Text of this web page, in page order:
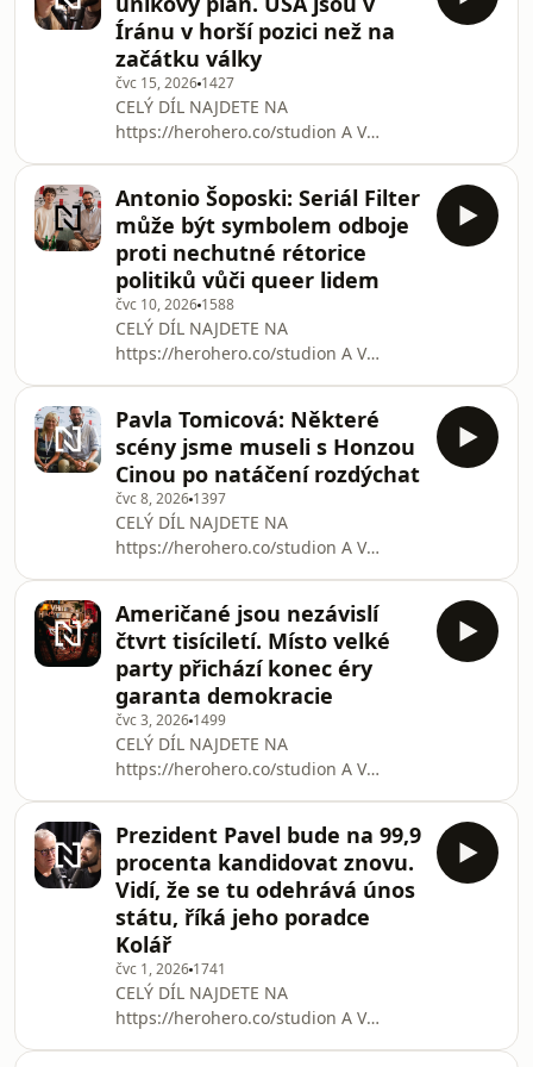
žije osaměle. Statisíce starších lidí se
potýkají s chudobou. Přesto se o stáří
ve veřejné debatě mluví spíš jako
o problému než jako o životní etapě,
která čeká nás všechny. Proč jsme
stáří odsunuli na okraj zájmu? Filip
Titlbach ve Studiu N mluví
Íránu v horší pozici než na
začátku války
čvc 15, 2026 1427
CELÝ DÍL NAJDETE NA
https://herohero.co/studion A V
DENÍKU N https://denikn.cz/podcast-
studio-n/ Příměří je u konce. Dočasná
dohoda mezi Spojenými státy
a Íránem se po poslední vlně
amerického bombardování dostala do
bodu zlomu. Odvetné údery Teheránu
schytávají především země v Perském
zálivu, trh s ropou čelí prudkému
nárůstu cen a pozornost světa se opět
upíná k jed
Antonio Šoposki: Seriál Filter
může být symbolem odboje
proti nechutné rétorice
politiků vůči queer lidem
čvc 10, 2026 1588
CELÝ DÍL NAJDETE NA
https://herohero.co/studion A V
studio-n/ Queer příběhy dnes podle
některých politiků do veřejného
prostoru nepatří. Herec Antonio
Šoposki si myslí pravý opak. Ve
festivalovém Studiu N z Karlových
Varů vysvětluje, proč je rád, že seriál
Filter vznikl právě teď. „Jsem hrdý na
to, co jsme natočili. Když dnes
slyšíme,
Pavla Tomicová: Některé
scény jsme museli s Honzou
Cinou po natáčení rozdýchat
čvc 8, 2026 1397
CELÝ DÍL NAJDETE NA
https://herohero.co/studion A V
studio-n/ Herečka Pavla Tomicová
patří k těm, kteří své postavy nehrají,
ale prožívají. Ve Studiu N popisuje,
proč neumí emoce předstírat, jak ji
některé role fyzicky vyčerpávají a proč
doufá, že nový film Chica Checa
přiměje diváky přemýšlet o toleranci.
Podívejte se na rozhovor z M
Američané jsou nezávislí
čtvrt tisíciletí. Místo velké
party přichází konec éry
garanta demokracie
čvc 3, 2026 1499
CELÝ DÍL NAJDETE NA
https://herohero.co/studion A V
studio-n/ Dvě stě padesát let po
vyhlášení nezávislosti se Amerika
ocitla v období hluboké politické
a společenské nejistoty. Mezinárodní
indexy ji postupně zařazují mimo
skupinu liberálních demokracií.
Spojené státy, které dlouhodobě
fungovaly jako symbol západní
demokracie, dnes če
Prezident Pavel bude na 99,9
procenta kandidovat znovu.
Vidí, že se tu odehrává únos
státu, říká jeho poradce
Kolář
čvc 1, 2026 1741
CELÝ DÍL NAJDETE NA
https://herohero.co/studion A V